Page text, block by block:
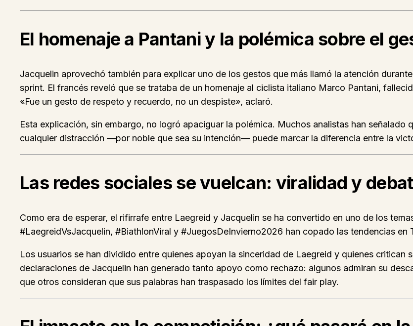
El homenaje a Pantani y la polémica sobre el
Jacquelin aprovechó también para explicar uno de los gestos que más llamó la atención
sprint. El francés reveló que se trataba de un homenaje al ciclista italiano Marco Pantani,
«Fue un gesto de respeto y recuerdo, no un despiste», aclaró.
Esta explicación, sin embargo, no logró apaciguar la polémica. Muchos analistas han señalado
cualquier distracción —por noble que sea su intención— puede marcar la diferencia entre la
Las redes sociales se vuelcan: viralidad y
Como era de esperar, el rifirrafe entre Laegreid y Jacquelin se ha convertido en uno de los
#LaegreidVsJacquelin, #BiathlonViral y #JuegosDeInvierno2026 han copado las tendencias en
Los usuarios se han dividido entre quienes apoyan la sinceridad de Laegreid y quienes
declaraciones de Jacquelin han generado tanto apoyo como rechazo: algunos admiran su
que otros consideran que sus palabras han traspasado los límites del fair play.